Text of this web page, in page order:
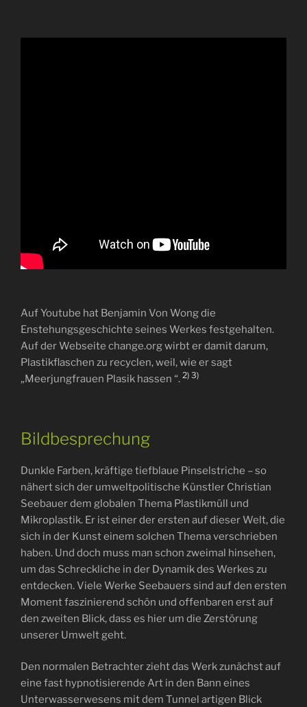
Auf Youtube hat Benjamin Von Wong die
Enstehungsgeschichte seines Werkes festgehalten.
Auf der Webseite change.org wirbt er damit darum,
Plastikflaschen zu recyclen, weil, wie er sagt
„Meerjungfrauen Plasik hassen “. 2) 3)
Bildbesprechung
Dunkle Farben, kräftige tiefblaue Pinselstriche – so
nähert sich der umweltpolitische Künstler Christian
Seebauer dem globalen Thema Plastikmüll und
Mikroplastik. Er ist einer der ersten auf dieser Welt, die
sich in der Kunst einem solchen Thema verschrieben
haben. Und doch muss man schon zweimal hinsehen,
um das Schreckliche in der Dynamik des Werkes zu
entdecken. Viele Werke Seebauers sind auf den ersten
Moment faszinierend schön und offenbaren erst auf
den zweiten Blick, dass es hier um die Zerstörung
unserer Umwelt geht.
Den normalen Betrachter zieht das Werk zunächst auf
eine fast hypnotisierende Art in den Bann eines
Unterwasserwesens mit dem Tunnel artigen Blick